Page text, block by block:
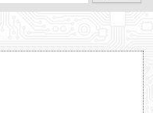
PROQRAMLAR